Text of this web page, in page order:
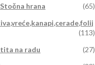
Stočna hrana
(65)
(113)
na radu
(27)